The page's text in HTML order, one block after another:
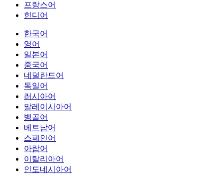
프랑스어
힌디어
한국어
영어
일본어
중국어
네덜란드어
독일어
러시아어
말레이시아어
벵골어
베트남어
스페인어
아랍어
이탈리아어
인도네시아어